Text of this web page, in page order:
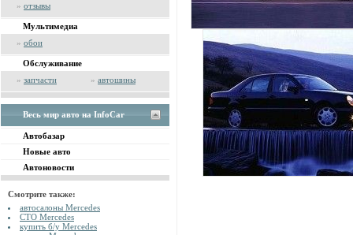
» отзывы
Мультимедиа
» обои
Обслуживание
» запчасти » автошины
Весь мир авто на InfoCar
Автобазар
Новые авто
Автоновости
Смотрите также:
автосалоны Mercedes
СТО Mercedes
купить б/у Mercedes